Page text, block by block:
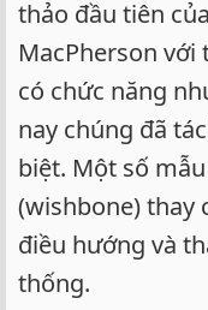
thảo đầu tiên
MacPherson
có chức năng
nay chúng đã
biệt. Một số
(wishbone) thay
điều hướng và
thống.